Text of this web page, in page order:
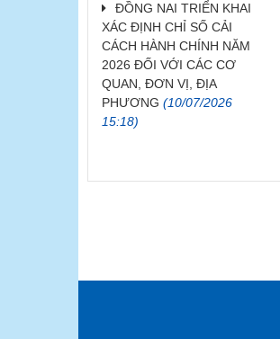
ĐỒNG NAI TRIỂN KHAI
XÁC ĐỊNH CHỈ SỐ CẢI
CÁCH HÀNH CHÍNH NĂM
2026 ĐỐI VỚI CÁC CƠ
QUAN, ĐƠN VỊ, ĐỊA
PHƯƠNG (10/07/2026
15:18)